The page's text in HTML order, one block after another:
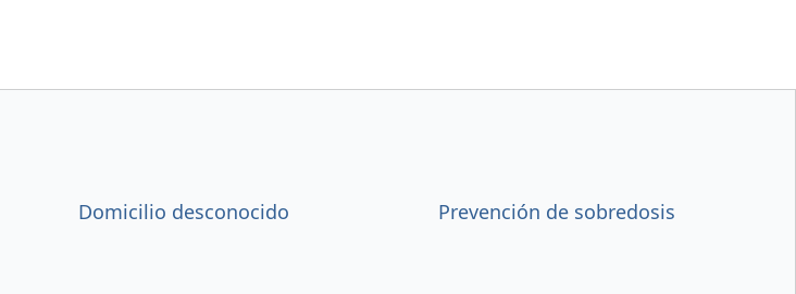
Domicilio desconocido Prevención de sobredosis